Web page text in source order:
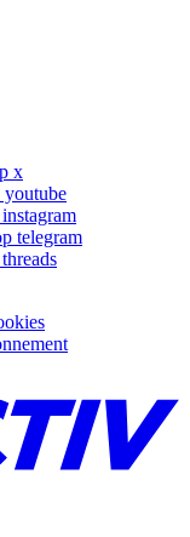
x
youtube
telegram